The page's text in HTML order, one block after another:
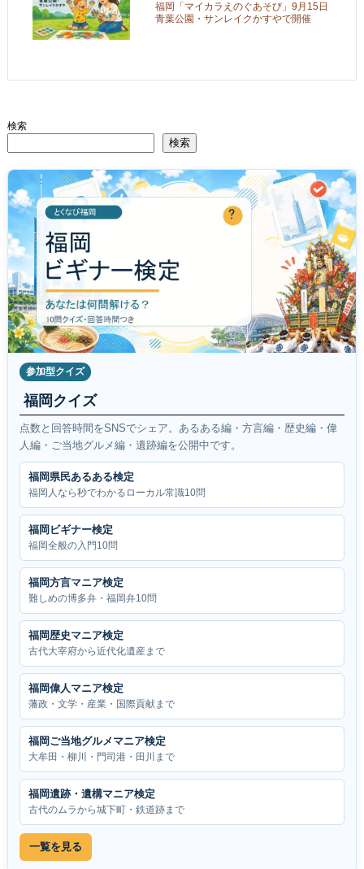
福岡「マイカラえのぐあそび」9月15日
青葉公園・サンレイクかすやで開催
検索
検索
参加型クイズ
福岡クイズ
点数と回答時間をSNSでシェア。あるある編・方言編・歴史編・偉
人編・ご当地グルメ編・遺跡編を公開中です。
福岡県民あるある検定
福岡人なら秒でわかるローカル常識10問
福岡ビギナー検定
福岡全般の入門10問
福岡方言マニア検定
難しめの博多弁・福岡弁10問
福岡歴史マニア検定
古代大宰府から近代化遺産まで
福岡偉人マニア検定
藩政・文学・産業・国際貢献まで
福岡ご当地グルメマニア検定
大牟田・柳川・門司港・田川まで
福岡遺跡・遺構マニア検定
古代のムラから城下町・鉄道跡まで
一覧を見る